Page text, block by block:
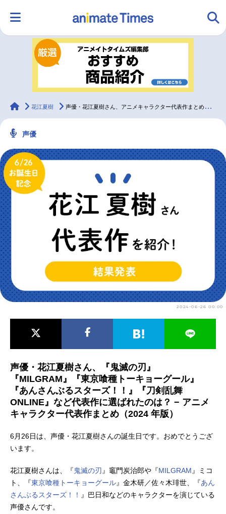
ランキング アニメ
ラジオ
2.5次元 配信・Vtuber
アニメ映画一覧 実写化映画一覧
今期アニメ曜日別一覧
春アニメ
男性声優/女性声優一覧
animateTimes
花江夏樹 声優・花江夏樹さん、アニメキャラクター代表作まとめ（2024年版）
声優
2024-06-26 00:00
声優・花江夏樹さん、『鬼滅の刃』
『MILGRAM』『東京喰種トーキョーグール』
『あんさんぶるスターズ！！』『刀剣乱舞
ONLINE』など代表作に選ばれたのは？ − アニメ
キャラクター代表作まとめ（2024 年版）
6月26日は、声優・花江夏樹さんの誕生日です。おめでとうござ
います。
花江夏樹さんは、『鬼滅の刃 』竈門炭治郎や『MILGRAM 』ミコ
ト、『東京喰種トーキョーグール』金木研／佐々木琲世、『あん
さんぶるスターズ！！ 』巴日和などのキャラクターを演じている
声優さんです。